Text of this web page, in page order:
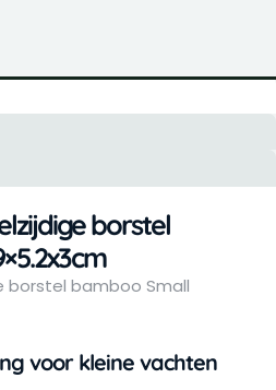
borstel
borstel bamboo Small
voor kleine vachten